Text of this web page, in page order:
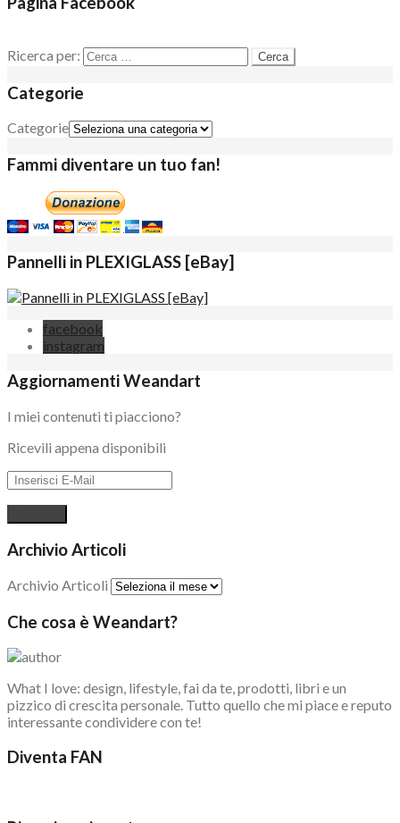
Ricerca per:
Categorie
Categorie
Fammi diventare un tuo fan!
Pannelli in PLEXIGLASS [eBay]
facebook
instagram
Aggiornamenti Weandart
I miei contenuti ti piacciono?
Ricevili appena disponibili
Archivio Articoli
Archivio Articoli
Che cosa è Weandart?
What I love: design, lifestyle, fai da te, prodotti, libri e un
pizzico di crescita personale. Tutto quello che mi piace e reputo
interessante condividere con te!
Diventa FAN